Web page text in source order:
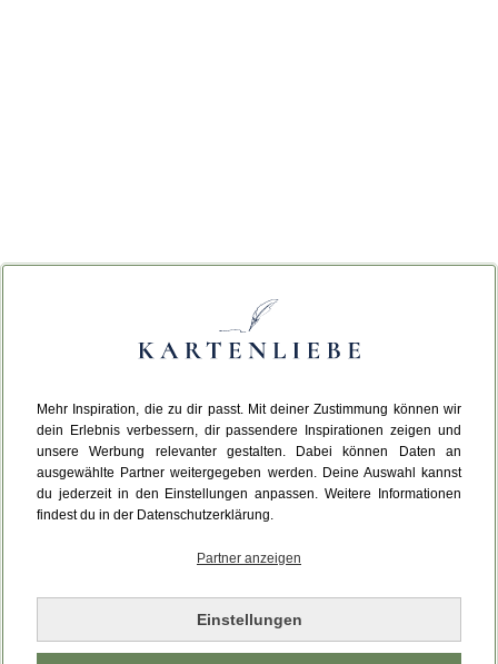
Mehr Inspiration, die zu dir passt. Mit deiner Zustimmung können wir
dein Erlebnis verbessern, dir passendere Inspirationen zeigen und
unsere Werbung relevanter gestalten. Dabei können Daten an
ausgewählte Partner weitergegeben werden. Deine Auswahl kannst
du jederzeit in den Einstellungen anpassen. Weitere Informationen
findest du in der Datenschutzerklärung.
Partner anzeigen
Einstellungen